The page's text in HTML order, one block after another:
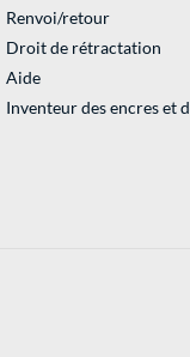
Renvoi/retour
Droit de rétractation
Aide
Inventeur des encres et